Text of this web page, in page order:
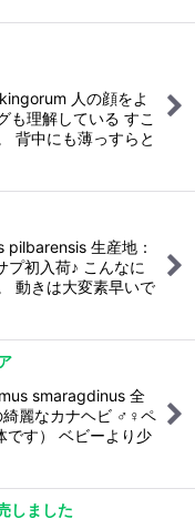
人の顔をよ
も理解している すこ
背中にも薄っすらと
pilbarensis 生産地：
プ初入荷♪ こんなに
動きは大変素早いで
smaragdinus 全
麗なカナヘビ ♂♀ペ
です） ベビーより少
しました